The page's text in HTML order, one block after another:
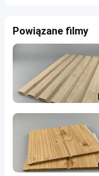
i
odporne
na
pleśń
Panel
WPC
2025-
08-18
panel
ścienny z
tworzywa
Powiązane filmy